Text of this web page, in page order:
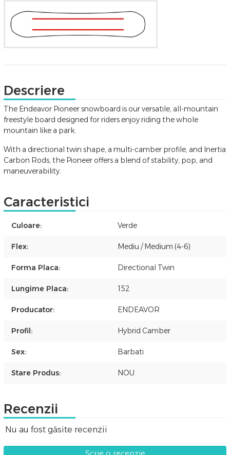
Descriere
The Endeavor Pioneer snowboard is our versatile, all-mountain
freestyle board designed for riders enjoy riding the whole
mountain like a park.
With a directional twin shape, a multi-camber profile, and Inertia
Carbon Rods, the Pioneer offers a blend of stability, pop, and
maneuverability.
Caracteristici
Culoare: Verde
Flex: Mediu / Medium (4-6)
Forma Placa: Directional Twin
Lungime Placa: 152
Producator: ENDEAVOR
Profil: Hybrid Camber
Sex: Barbati
Stare Produs: NOU
Recenzii
Nu au fost găsite recenzii